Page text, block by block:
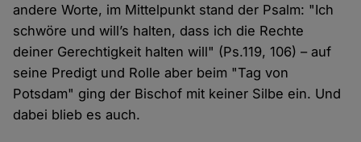
andere Worte, im Mittelpunkt stand der Psalm: "Ich
schwöre und will’s halten, dass ich die Rechte
deiner Gerechtigkeit halten will" (Ps.119, 106) – auf
seine Predigt und Rolle aber beim "Tag von
Potsdam" ging der Bischof mit keiner Silbe ein. Und
dabei blieb es auch.